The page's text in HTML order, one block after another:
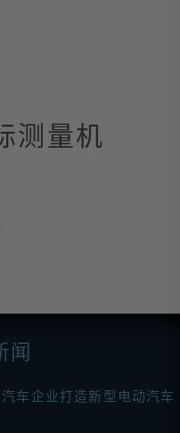
测量机
闻
车企业打造新型电动汽车